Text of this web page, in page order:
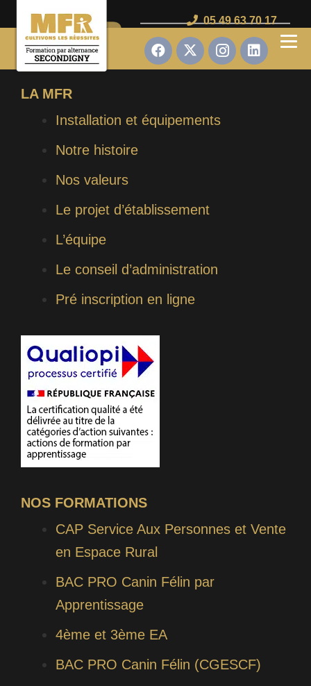
05 49 63 70 17
LA MFR
Installation et équipements
Notre histoire
Nos valeurs
Le projet d’établissement
L’équipe
Le conseil d’administration
Pré inscription en ligne
NOS FORMATIONS
CAP Service Aux Personnes et Vente
en Espace Rural
BAC PRO Canin Félin par
Apprentissage
4ème et 3ème EA
BAC PRO Canin Félin (CGESCF)